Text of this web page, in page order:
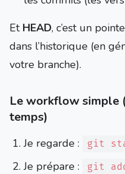
Et HEAD, c’est un
dans l’historique (en
votre branche).
Le workflow simple
temps)
Je regarde : git
Je prépare : git